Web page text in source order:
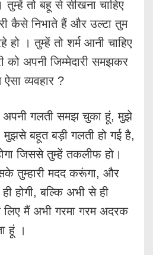
तो बहू से सीखना चाहिए
कैसे निभाते हैं और उल्टा तुम
। तुम्हें तो शर्म आनी चाहिए
को अपनी जिम्मेदारी समझकर
व्यवहार ?
अपनी गलती समझ चुका हूं, मुझे
बहूत बड़ी गलती हो गई है,
जिससे तुम्हें तकलीफ हो।
तुम्हारी मदद करूंगा, और
बल्कि अभी से ही
मैं अभी गरमा गरम अदरक
हूं ।